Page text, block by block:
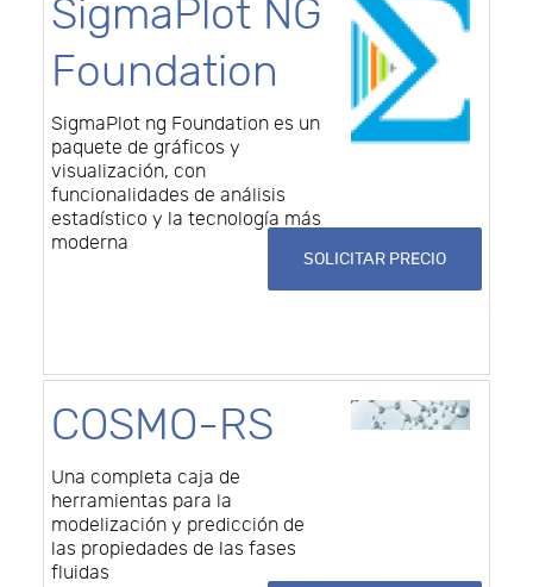
SigmaPlot NG
Foundation
SigmaPlot ng Foundation es un
paquete de gráficos y
visualización, con
funcionalidades de análisis
estadístico y la tecnología más
moderna
SOLICITAR PRECIO
COSMO-RS
Una completa caja de
herramientas para la
modelización y predicción de
las propiedades de las fases
fluidas